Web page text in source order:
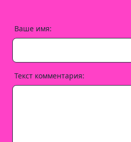
Ваше имя:
Текст комментария: